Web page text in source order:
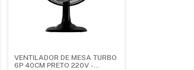
VENTILADOR DE MESA TURBO
6P 40CM PRETO 220V -